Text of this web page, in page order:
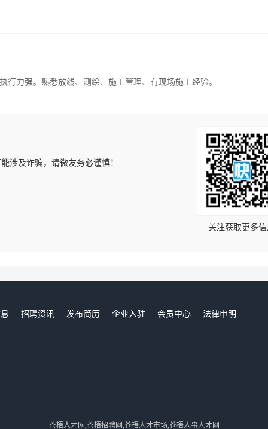
力强。熟悉放线、测绘、施工管理、有现场施工经验。
涉及诈骗，请微友务必谨慎！
关注获取更多
招聘资讯 发布简历 企业入驻 会员中心
法律申明
苍梧人才网,苍梧招聘网,苍梧人才市场,苍梧人事人才网